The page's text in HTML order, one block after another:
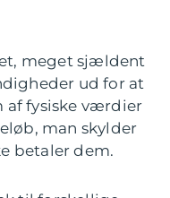
meget sjældent
ud for at
af fysiske værdier
man skylder
betaler dem.